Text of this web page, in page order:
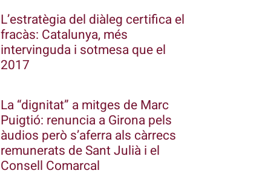
L’estratègia del diàleg certifica el
fracàs: Catalunya, més
intervinguda i sotmesa que el
2017
La “dignitat” a mitges de Marc
Puigtió: renuncia a Girona pels
àudios però s’aferra als càrrecs
remunerats de Sant Julià i el
Consell Comarcal